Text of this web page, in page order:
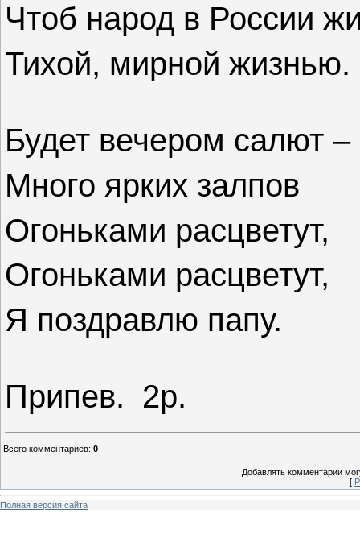
Чтоб народ в России
Тихой, мирной жизнью.
Будет вечером салют –
Много ярких залпов
Огоньками расцветут,
Огоньками расцветут,
Я поздравлю папу.
Припев. 2р.
Всего комментариев: 0
Добавлять комментарии
[
Полная версия сайта